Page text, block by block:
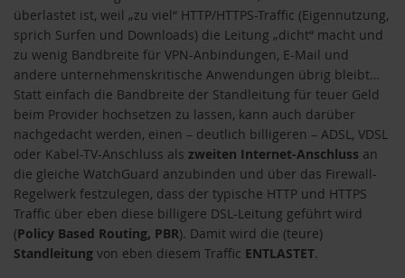
überlastet ist, weil „zu viel“ HTTP/HTTPS-Traffic (Eigennutzung,
sprich Surfen und Downloads) die Leitung „dicht“ macht und
zu wenig Bandbreite für VPN-Anbindungen, E-Mail und
andere unternehmenskritische Anwendungen übrig bleibt…
Statt einfach die Bandbreite der Standleitung für teuer Geld
beim Provider hochsetzen zu lassen, kann auch darüber
nachgedacht werden, einen – deutlich billigeren – ADSL, VDSL
oder Kabel-TV-Anschluss als zweiten Internet-Anschluss an
die gleiche WatchGuard anzubinden und über das Firewall-
Regelwerk festzulegen, dass der typische HTTP und HTTPS
Traffic über eben diese billigere DSL-Leitung geführt wird
(Policy Based Routing, PBR). Damit wird die (teure)
Standleitung von eben diesem Traffic ENTLASTET.